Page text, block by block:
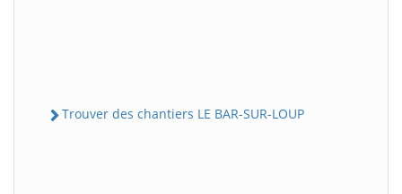
Trouver des chantiers LE BAR-SUR-LOUP